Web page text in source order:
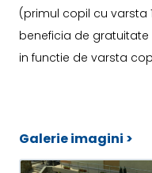
(primul copil cu varsta
beneficia de
in functie de varsta
Galerie imagini >